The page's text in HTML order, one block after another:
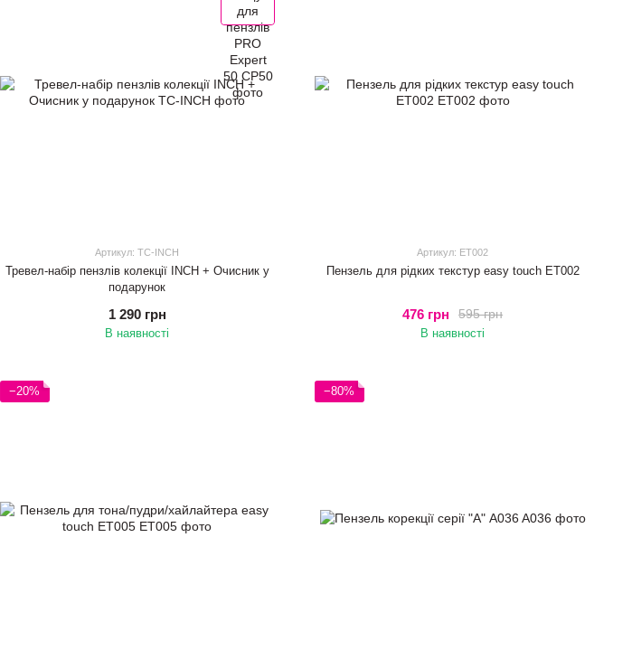
Артикул: TС-INCH
Тревел-набір пензлів колекції INCH + Очисник у
подарунок
1 290 грн
В наявності
Артикул: ET002
Пензель для рідких текстур easy touch ET002
595 грн
476 грн
В наявності
−20% −80%